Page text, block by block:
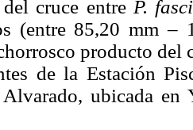
cruce entre P.
(entre 85,20 mm –
producto del
de la Estación
ubicada